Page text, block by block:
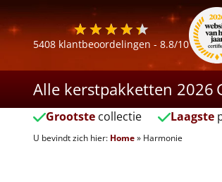
5408 klantbeoordelingen - 8.8/10
Alle kerstpakketten 2026
Grootste collectie Laagste
U bevindt zich hier: Home» Harmonie